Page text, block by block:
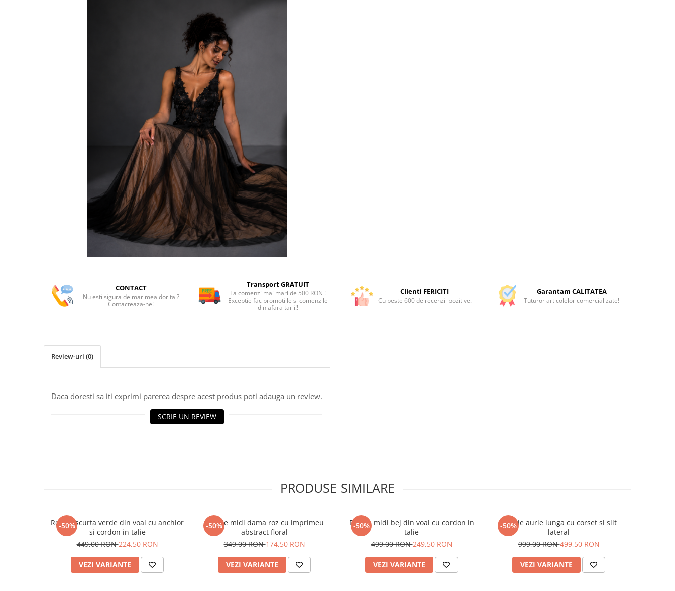
CONTACT
Nu esti sigura de marimea dorita ?
Contacteaza-ne!
Transport GRATUIT
La comenzi mai mari de 500 RON !
Exceptie fac promotiile si comenzile
din afara tarii!!
Clienti FERICITI
Cu peste 600 de recenzii pozitive.
Garantam CALITATEA
Tuturor articolelor comercializate!
Review-uri (0)
Daca doresti sa iti exprimi parerea despre acest produs poti adauga un review.
SCRIE UN REVIEW
PRODUSE SIMILARE
-50%
Rochie scurta verde din voal cu anchior
si cordon in talie
449,00 RON224,50 RON
VEZI VARIANTE
-50%
Rochie midi dama roz cu imprimeu
abstract floral
349,00 RON174,50 RON
VEZI VARIANTE
-50%
Rochie midi bej din voal cu cordon in
talie
499,00 RON249,50 RON
VEZI VARIANTE
-50%
Rochie aurie lunga cu corset si slit
lateral
999,00 RON499,50 RON
VEZI VARIANTE